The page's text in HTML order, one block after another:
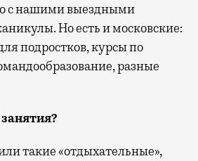
с нашими выездными
Но есть и московские:
подростков, курсы по
разные
такие «отдыхательные»,